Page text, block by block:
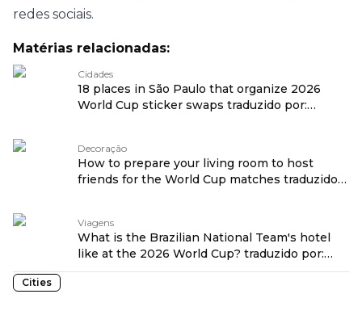
redes sociais.
Matérias relacionadas:
Cidades
18 places in São Paulo that organize 2026
World Cup sticker swaps traduzido por:
Decoração
How to prepare your living room to host
friends for the World Cup matches traduzido
Viagens
What is the Brazilian National Team's hotel
like at the 2026 World Cup? traduzido por:
OPENROUTER
Cities